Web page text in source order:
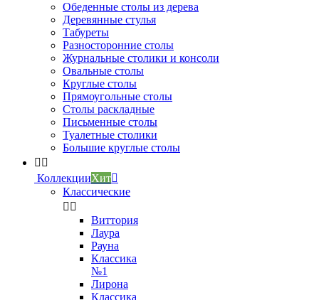
Обеденные столы из дерева
Деревянные стулья
Табуреты
Разносторонние столы
Журнальные столики и консоли
Овальные столы
Круглые столы
Прямоугольные столы
Столы раскладные
Письменные столы
Туалетные столики
Большие круглые столы
 
КоллекцииХит
Классические
 
Виттория
Лаура
Рауна
Классика
№1
Лирона
Классика